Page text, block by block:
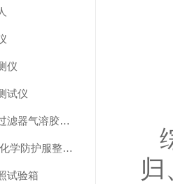
仪
试仪
全自动空气过滤器气溶胶细菌截留测试仪
傲颖 便捷式化学防护服整体气密性测试仪
试验箱